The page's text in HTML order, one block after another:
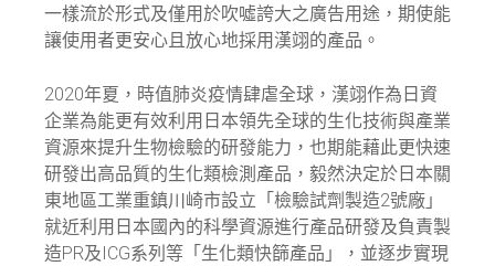
一樣流於形式及僅用於吹噓誇大之廣告用途，期使能
讓使用者更安心且放心地採用漢翊的產品。
2020年夏，時值肺炎疫情肆虐全球，漢翊作為日資
企業為能更有效利用日本領先全球的生化技術與產業
資源來提升生物檢驗的研發能力，也期能藉此更快速
研發出高品質的生化類檢測產品，毅然決定於日本關
東地區工業重鎮川崎市設立「檢驗試劑製造2號廠」
就近利用日本國內的科學資源進行產品研發及負責製
造PR及ICG系列等「生化類快篩產品」，並逐步實現